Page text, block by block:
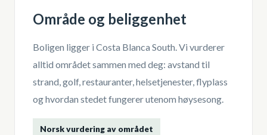
Område og beliggenhet
Boligen ligger i Costa Blanca South. Vi vurderer
alltid området sammen med deg: avstand til
strand, golf, restauranter, helsetjenester, flyplass
og hvordan stedet fungerer utenom høysesong.
Norsk vurdering av området